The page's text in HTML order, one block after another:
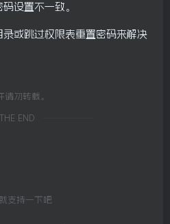
设置不一致。
或跳过权限表重置密码来解决
勿转载。
THE END
支持一下吧